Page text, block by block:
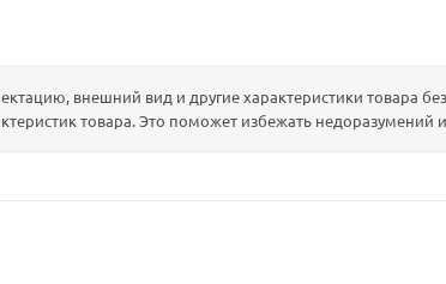
внешний вид и другие характеристики товара
товара. Это поможет избежать